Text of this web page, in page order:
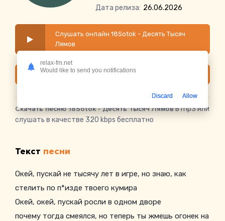
Дата релиза: 26.06.2026
Слушать онлайн 18Sotok - Десять Тысяч
Лямов
Скачать
Скачать песню 18Sotok - Десять Тысяч Лямовв mp3 или
слушать в качестве 320 kbps бесплатно
Текст песни
Окей, пускай не тысячу лет в игре, но знаю, как
стелить по п*изде твоего кумира
Окей, окей, пускай росли в одном дворе
почему тогда смеялся, но теперь ты жмешь огонек на
relax-fm.net
Would like to send you notifications
Discard Allow